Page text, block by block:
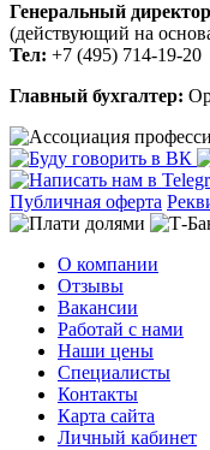
Генеральный
(действующий на
Тел: +7 (495) 714-19-20
Главный бухгалтер:
Публичная оферта
О компании
Отзывы
Вакансии
Работай с нами
Наши цены
Специалисты
Контакты
Карта сайта
Личный кабинет